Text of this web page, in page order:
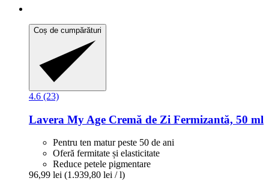
Coș de cumpărături
4.6 (23)
Lavera My Age Cremă de Zi Fermizantă, 50 ml
Pentru ten matur peste 50 de ani
Oferă fermitate și elasticitate
Reduce petele pigmentare
96,99 lei (1.939,80 lei / l)